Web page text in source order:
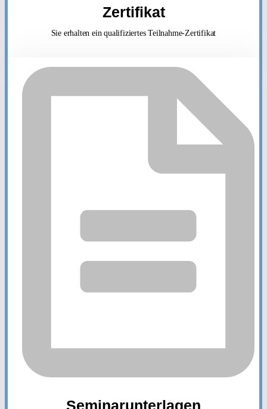
Zertifikat
Sie erhalten ein qualifiziertes Teilnahme-Zertifikat
Seminarunterlagen